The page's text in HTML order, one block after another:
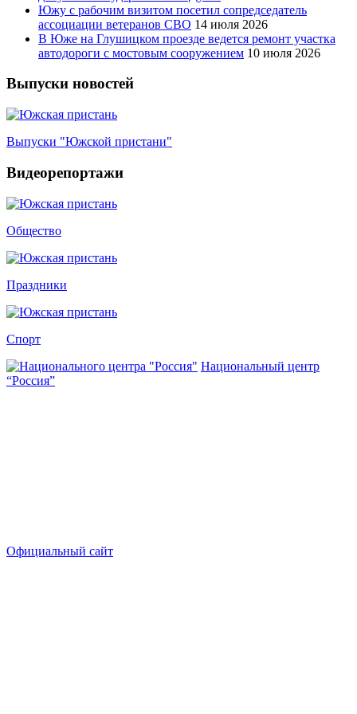
Южу с рабочим визитом посетил сопредседатель
ассоциации ветеранов СВО 14 июля 2026
В Юже на Глушицком проезде ведется ремонт участка
автодороги с мостовым сооружением 10 июля 2026
Выпуски новостей
Выпуски "Южской пристани"
Видеорепортажи
Общество
Праздники
Спорт
Национальный центр
“Россия”
Официальный сайт